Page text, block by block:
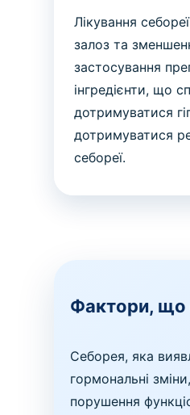
Лікування
залоз та
застосування
інгредієнти, що
дотримуватися
дотримуватися
себореї.
Фактори, що
Себорея, яка
гормональні
порушення